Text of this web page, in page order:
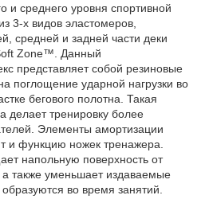
и среднего уровня спортивной
3-х видов эластомеров,
средней и задней части деки
Zone™. Данный
представляет собой резиновые
поглощение ударной нагрузки во
бегового полотна. Такая
делает тренировку более
Элементы амортизации
и функцию ножек тренажера.
напольную поверхность от
также уменьшает издаваемые
во время занятий.